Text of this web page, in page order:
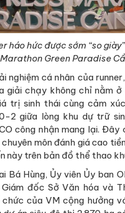
háo hức được sớm “so
Marathon Green Paradise
nghiệm cá nhân của
giải chạy không chỉ nằm
trị sinh thái cùng cảm
2 giữa lòng khu dự trữ
công nhận mang lại. Đây
môn đánh giá cao
này trên bản đồ thể thao
Bá Hùng, Ủy viên Ủy ban
Giám đốc Sở Văn hóa và
của VM cộng hưởng